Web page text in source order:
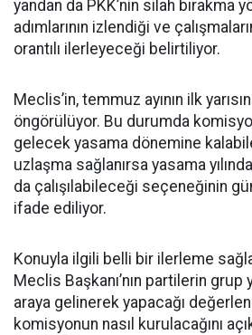
yandan da PKK’nin silah bırakma
adımlarının izlendiği ve
orantılı ilerleyeceği belirtiliyor.
Meclis’in, temmuz ayının ilk
öngörülüyor. Bu durumda
gelecek yasama dönemine
uzlaşma sağlanırsa yasama
da çalışılabileceği seçeneğinin
ifade ediliyor.
Konuyla ilgili belli bir ilerleme
Meclis Başkanı’nın partilerin
araya gelinerek yapacağı
komisyonun nasıl kurulacağını